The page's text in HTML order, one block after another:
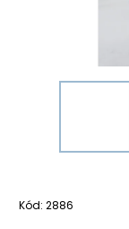
Kód: 2886